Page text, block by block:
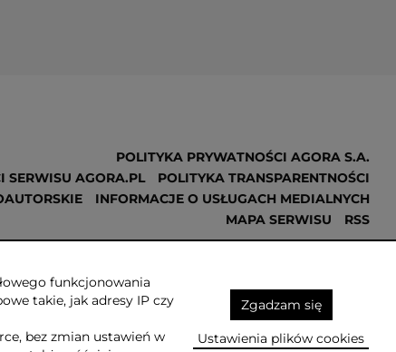
POLITYKA PRYWATNOŚCI AGORA S.A.
SERWISU AGORA.PL
POLITYKA TRANSPARENTNOŚCI
INFORMACJE O USŁUGACH MEDIALNYCH
MAPA SERWISU
RSS
funkcjonowania
takie, jak adresy IP czy
bez zmian ustawień w
Zgadzam się
Ustawienia plików cookies